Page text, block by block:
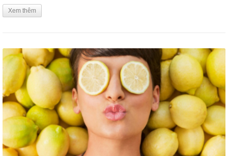
Xem thêm